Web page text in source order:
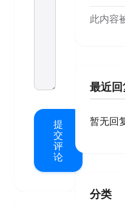
提
交
评
论
此内容
最近回
暂无回
分类